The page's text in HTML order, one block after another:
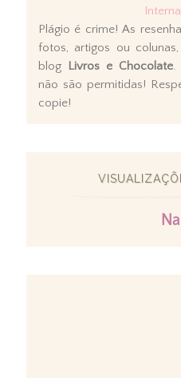
Plágio é crime! As
fotos, artigos ou
blog Livros e Chocolate.
não são permitidas!
copie!